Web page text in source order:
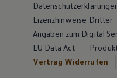
Lizenzhinweise Dritter
Angaben zum Digital
EU Data Act
Vertrag Widerrufen